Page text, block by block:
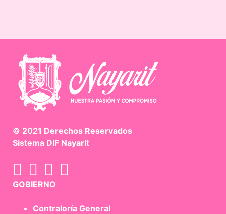
© 2021 Derechos Reservados
Sistema DIF Nayarit
GOBIERNO
Contraloría General